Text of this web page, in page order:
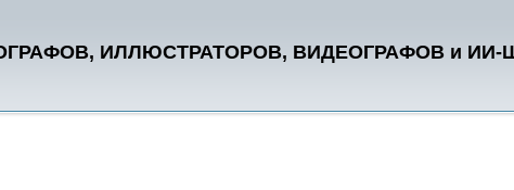
ИЛЛЮСТРАТОРОВ, ВИДЕОГРАФОВ и ИИ-